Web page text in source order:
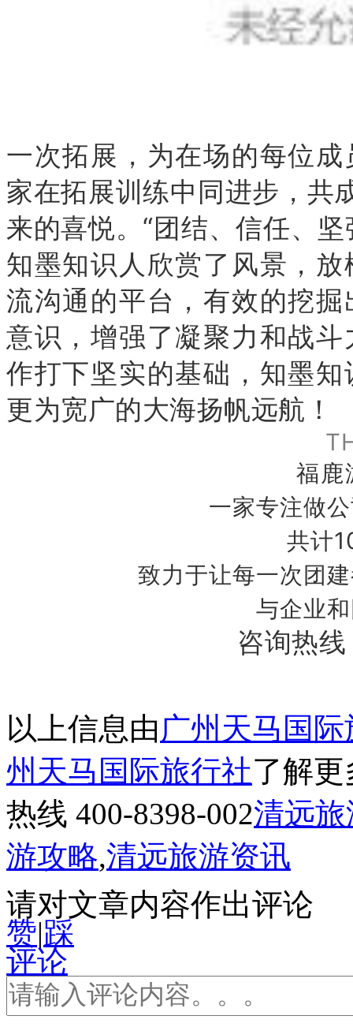
一次拓展，为在场的每位
家在拓展训练中同进步，共
来的喜悦。“团结、信任、
知墨知识人欣赏了风景，
流沟通的平台，有效的挖
意识，增强了凝聚力和战
作打下坚实的基础，知墨
更为宽广的大海扬帆远航！
福鹿
一家专注做
共计
致力于让每一次团
与企业
咨询热线
以上信息由广州天马国
州天马国际旅行社了解
热线 400-8398-002清远旅
游攻略,清远旅游资讯
请对文章内容作出评论
赞|踩
评论